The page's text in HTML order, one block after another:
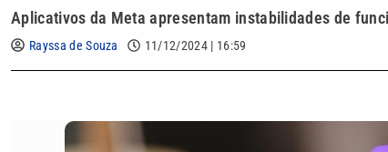
Aplicativos da Meta apresentam instabilidades de
Rayssa de Souza 11/12/2024 | 16:59